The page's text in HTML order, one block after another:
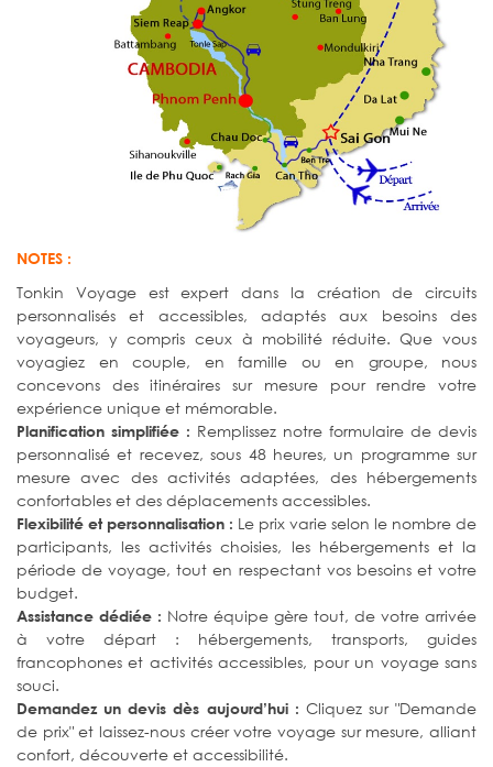
NOTES :
Tonkin Voyage est expert dans la création de circuits
personnalisés et accessibles, adaptés aux besoins des
voyageurs, y compris ceux à mobilité réduite. Que vous
voyagiez en couple, en famille ou en groupe, nous
concevons des itinéraires sur mesure pour rendre votre
expérience unique et mémorable.
Planification simplifiée : Remplissez notre formulaire de devis
personnalisé et recevez, sous 48 heures, un programme sur
mesure avec des activités adaptées, des hébergements
confortables et des déplacements accessibles.
Flexibilité et personnalisation : Le prix varie selon le nombre de
participants, les activités choisies, les hébergements et la
période de voyage, tout en respectant vos besoins et votre
budget.
Assistance dédiée : Notre équipe gère tout, de votre arrivée
à votre départ : hébergements, transports, guides
francophones et activités accessibles, pour un voyage sans
souci.
Demandez un devis dès aujourd’hui : Cliquez sur "Demande
de prix" et laissez-nous créer votre voyage sur mesure, alliant
confort, découverte et accessibilité.